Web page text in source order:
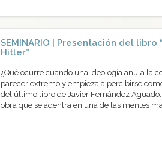
SEMINARIO | Presentación del
Hitler”
¿Qué ocurre cuando una ideología anula la
parecer extremo y empieza a percibirse
del último libro de Javier Fernández
obra que se adentra en una de las mentes